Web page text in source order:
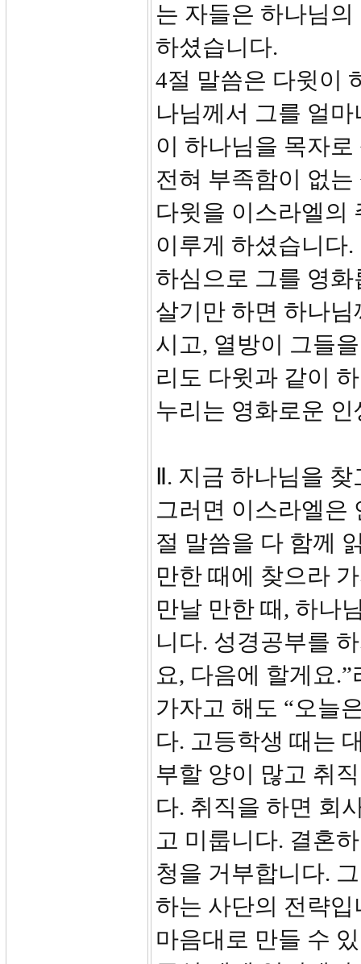
는 자들은 하나님
하셨습니다.
4절 말씀은 다윗이
나님께서 그를 얼
이 하나님을 목자
전혀 부족함이 없
다윗을 이스라엘의
이루게 하셨습니다
하심으로 그를 영
살기만 하면 하나
시고, 열방이 그들
리도 다윗과 같이
누리는 영화로운
Ⅱ. 지금 하나님을
그러면 이스라엘은
절 말씀을 다 함께
만한 때에 찾으라
만날 만한 때, 하나
니다. 성경공부를
요, 다음에 할게요
가자고 해도 “오늘
다. 고등학생 때는
부할 양이 많고 취
다. 취직을 하면 회
고 미룹니다. 결혼
청을 거부합니다.
하는 사단의 전략
마음대로 만들 수